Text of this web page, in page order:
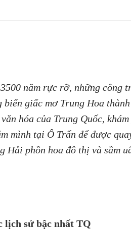
năm rực rỡ, những công
biến giấc mơ Trung Hoa
hóa của Trung Quốc,
mình tại Ô Trấn để được
Hải phồn hoa đô thị và sầm
lịch sử bậc nhất TQ